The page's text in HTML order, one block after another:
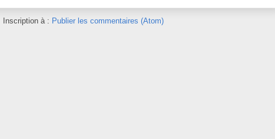
Inscription à : Publier les commentaires (Atom)